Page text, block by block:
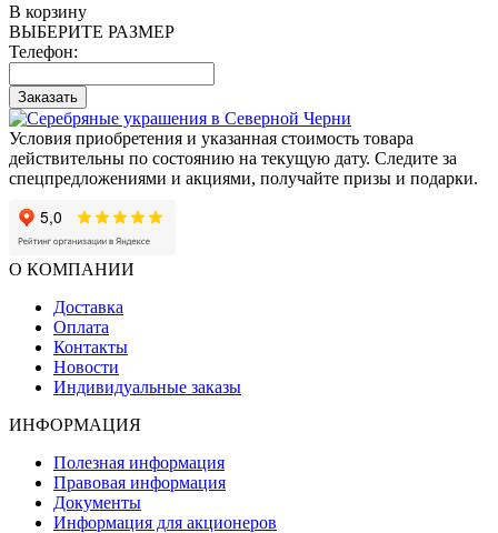
В корзину
ВЫБЕРИТЕ РАЗМЕР
Телефон:
Заказать
Условия приобретения и указанная стоимость товара
действительны по состоянию на текущую дату. Следите за
спецпредложениями и акциями, получайте призы и подарки.
О КОМПАНИИ
Доставка
Оплата
Контакты
Новости
Индивидуальные заказы
ИНФОРМАЦИЯ
Полезная информация
Правовая информация
Документы
Информация для акционеров